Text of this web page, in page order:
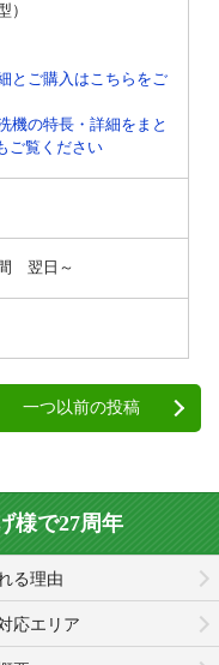
）
とご購入はこちらをご
機の特長・詳細をまと
ご覧ください
翌日～
一つ以前の投稿
様で27周年
る理由
応エリア